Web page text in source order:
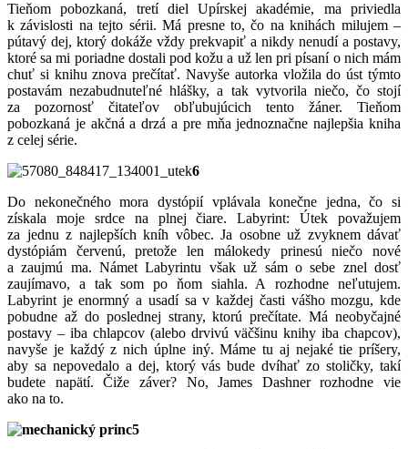
Tieňom pobozkaná, tretí diel Upírskej akadémie, ma priviedla
k závislosti na tejto sérii. Má presne to, čo na knihách milujem –
pútavý dej, ktorý dokáže vždy prekvapiť a nikdy nenudí a postavy,
ktoré sa mi poriadne dostali pod kožu a už len pri písaní o nich mám
chuť si knihu znova prečítať. Navyše autorka vložila do úst týmto
postavám nezabudnuteľné hlášky, a tak vytvorila niečo, čo stojí
za pozornosť čitateľov obľubujúcich tento žáner. Tieňom
pobozkaná je akčná a drzá a pre mňa jednoznačne najlepšia kniha
z celej série.
6
Do nekonečného mora dystópií vplávala konečne jedna, čo si
získala moje srdce na plnej čiare. Labyrint: Útek považujem
za jednu z najlepších kníh vôbec. Ja osobne už zvyknem dávať
dystópiám červenú, pretože len málokedy prinesú niečo nové
a zaujmú ma. Námet Labyrintu však už sám o sebe znel dosť
zaujímavo, a tak som po ňom siahla. A rozhodne neľutujem.
Labyrint je enormný a usadí sa v každej časti vášho mozgu, kde
pobudne až do poslednej strany, ktorú prečítate. Má neobyčajné
postavy – iba chlapcov (alebo drvivú väčšinu knihy iba chapcov),
navyše je každý z nich úplne iný. Máme tu aj nejaké tie príšery,
aby sa nepovedalo a dej, ktorý vás bude dvíhať zo stoličky, takí
budete napätí. Čiže záver? No, James Dashner rozhodne vie
ako na to.
5